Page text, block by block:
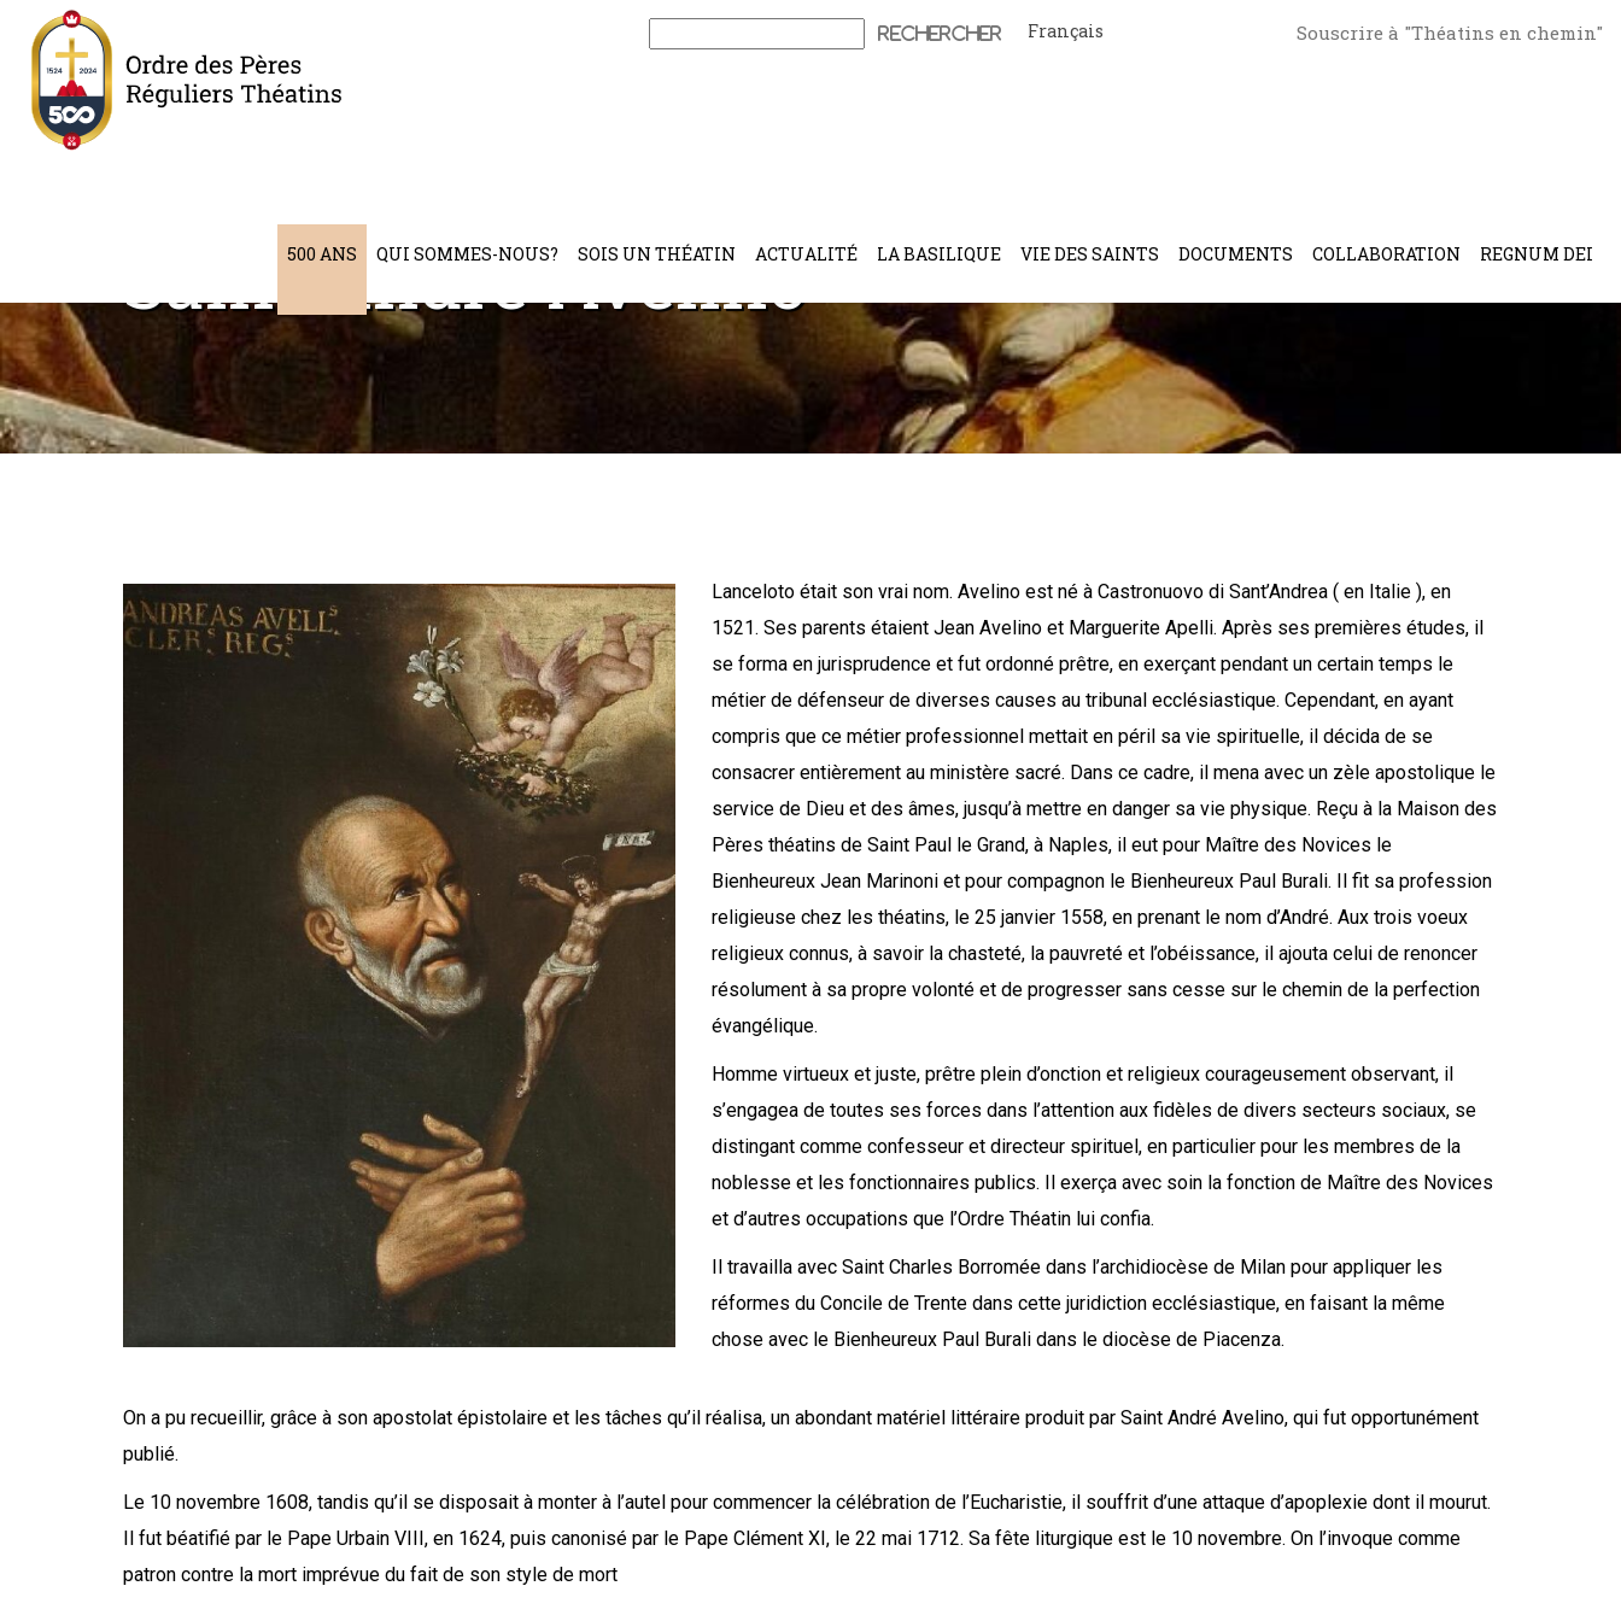
Rechercher :
Français Souscrire à "Théatins en chemin"
500 ANS QUI SOMMES-NOUS? SOIS UN THÉATIN ACTUALITÉ LA BASILIQUE VIE DES SAINTS DOCUMENTS COLLABORATION REGNUM DEI
Saint André Avelino
Lanceloto était son vrai nom. Avelino est né à Castronuovo di Sant’Andrea ( en Italie ), en
1521. Ses parents étaient Jean Avelino et Marguerite Apelli. Après ses premières études, il
se forma en jurisprudence et fut ordonné prêtre, en exerçant pendant un certain temps le
métier de défenseur de diverses causes au tribunal ecclésiastique. Cependant, en ayant
compris que ce métier professionnel mettait en péril sa vie spirituelle, il décida de se
consacrer entièrement au ministère sacré. Dans ce cadre, il mena avec un zèle apostolique le
service de Dieu et des âmes, jusqu’à mettre en danger sa vie physique. Reçu à la Maison des
Pères théatins de Saint Paul le Grand, à Naples, il eut pour Maître des Novices le
Bienheureux Jean Marinoni et pour compagnon le Bienheureux Paul Burali. Il fit sa profession
religieuse chez les théatins, le 25 janvier 1558, en prenant le nom d’André. Aux trois voeux
religieux connus, à savoir la chasteté, la pauvreté et l’obéissance, il ajouta celui de renoncer
résolument à sa propre volonté et de progresser sans cesse sur le chemin de la perfection
évangélique.
Homme virtueux et juste, prêtre plein d’onction et religieux courageusement observant, il
s’engagea de toutes ses forces dans l’attention aux fidèles de divers secteurs sociaux, se
distingant comme confesseur et directeur spirituel, en particulier pour les membres de la
noblesse et les fonctionnaires publics. Il exerça avec soin la fonction de Maître des Novices
et d’autres occupations que l’Ordre Théatin lui confia.
Il travailla avec Saint Charles Borromée dans l’archidiocèse de Milan pour appliquer les
réformes du Concile de Trente dans cette juridiction ecclésiastique, en faisant la même
chose avec le Bienheureux Paul Burali dans le diocèse de Piacenza.
On a pu recueillir, grâce à son apostolat épistolaire et les tâches qu’il réalisa, un abondant matériel littéraire produit par Saint André Avelino, qui fut opportunément
publié.
Le 10 novembre 1608, tandis qu’il se disposait à monter à l’autel pour commencer la célébration de l’Eucharistie, il souffrit d’une attaque d’apoplexie dont il mourut.
Il fut béatifié par le Pape Urbain VIII, en 1624, puis canonisé par le Pape Clément XI, le 22 mai 1712. Sa fête liturgique est le 10 novembre. On l’invoque comme
patron contre la mort imprévue du fait de son style de mort